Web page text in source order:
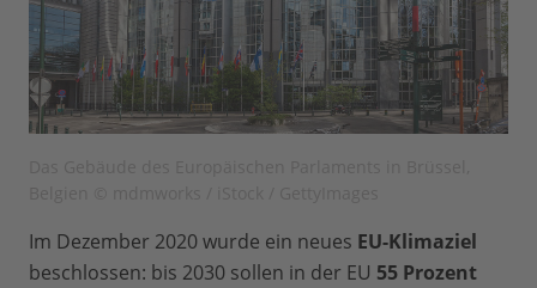
Im Dezember 2020 wurde ein neues EU-Klimaziel
beschlossen: bis 2030 sollen in der EU 55 Prozent